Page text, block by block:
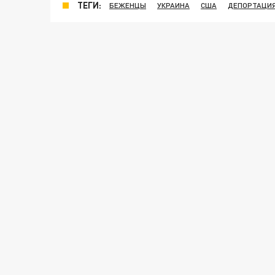
ТЕГИ: БЕЖЕНЦЫ УКРАИНА США